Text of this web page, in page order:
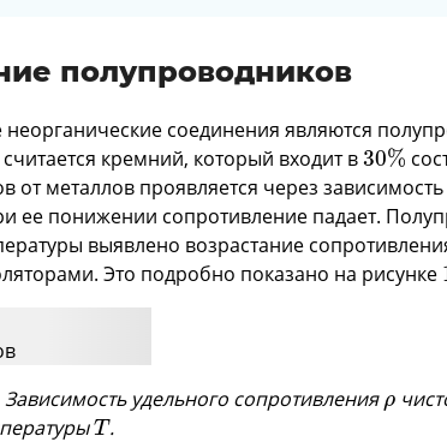
полупроводников
неорганические соединения являются
кремний, который входит в30%
30%
от металлов проявляется через
ее понижении сопротивление падает.
выявлено возрастание
Это подробно показано на рисунке
Зависимость удельного сопротивления ρ
ρ
T
T.